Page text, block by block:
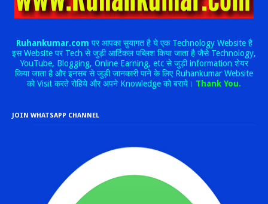
Ruhankumar.com पर आपका सुयागत है ये एक Technology Website है
इस Website पर Tech से जुड़ी आर्टिकल पब्लिश किया जाता है जैसे Technology,
YouTube, Blogging, Online Earning, etc से जुड़ी information शेयर
किया जाता है और इनसब से जुड़ी जानकारी पाने के लिए Ruhankumar Website
को Visit करते रोहिये और अपने Knowledge को बराये। Thank You.
JOIN WHATSAPP CHANNEL